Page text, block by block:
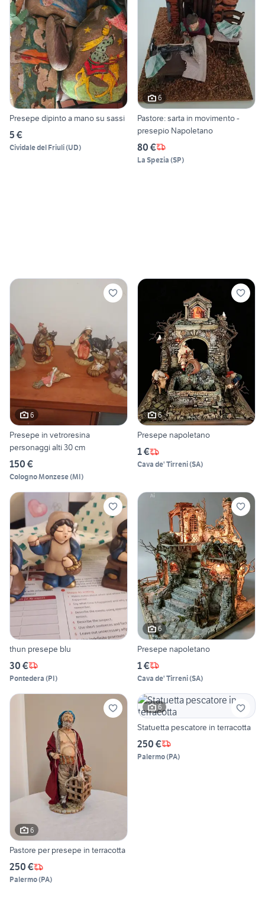
Presepe dipinto a mano su sassi
5 €
Cividale del Friuli(UD)
6
Pastore: sarta in movimento -
presepio Napoletano
80 €
La Spezia (SP)
6
Presepe in vetroresina
personaggi alti 30 cm
150 €
Cologno Monzese(MI)
6
Presepe napoletano
1 €
Cava de' Tirreni(SA)
thun presepe blu
30 €
Pontedera (PI)
6
Presepe napoletano
1 €
Cava de' Tirreni(SA)
6
Pastore per presepe in terracotta
250 €
Palermo(PA)
6
Statuetta pescatore in terracotta
250 €
Palermo(PA)